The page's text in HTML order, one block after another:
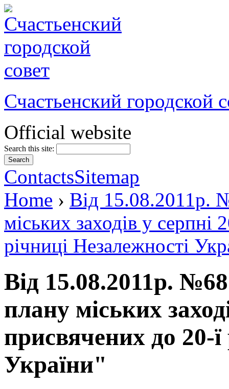
Счастьенский городской
Official website
Search this site:
ContactsSitemap
Home › Від 15.08.2011р.
міських заходів у
річниці Незалежності
Від 15.08.2011р.
плану міських
присвячених до 20-
України"